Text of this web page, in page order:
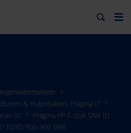
Buizen & Hulpstukken Pragma IT
ID
Pragma PP T-stuk SN8 ID
ID/ID 500-300 SN8